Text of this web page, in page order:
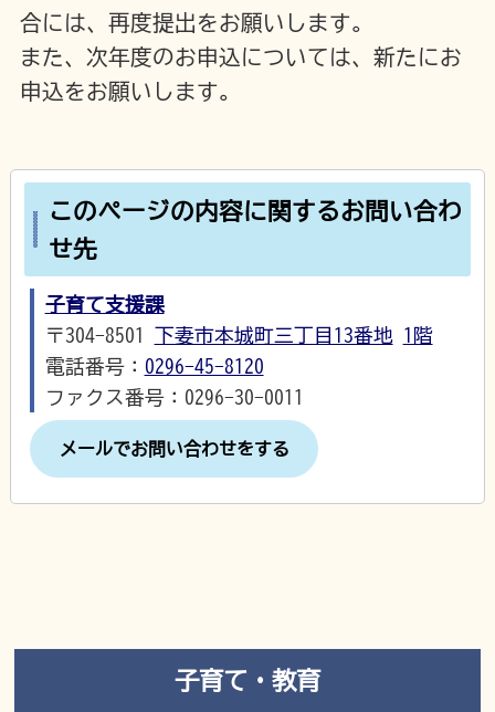
合には、再度提出をお願いします。
また、次年度のお申込については、新たにお
申込をお願いします。
このページの内容に関するお問い合わ
せ先
子育て支援課
〒304-8501 下妻市本城町三丁目13番地 1階
電話番号： 0296-45-8120
ファクス番号：0296-30-0011
メールでお問い合わせをする
子育て・教育